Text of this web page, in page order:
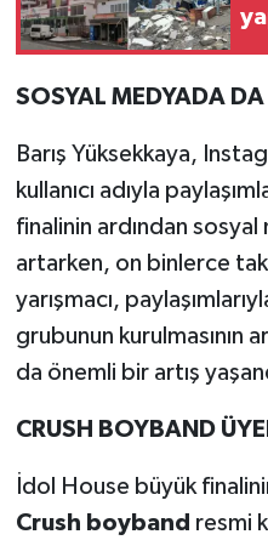
SOSYAL MEDYADA
Barış Yüksekkaya,
kullanıcı adıyla
finalinin ardından sosyal
artarken, on binlerce
yarışmacı,
grubunun kurulmasının
da önemli bir artış
CRUSH BOYBAND
İdol House büyük
Crush boyband resmi